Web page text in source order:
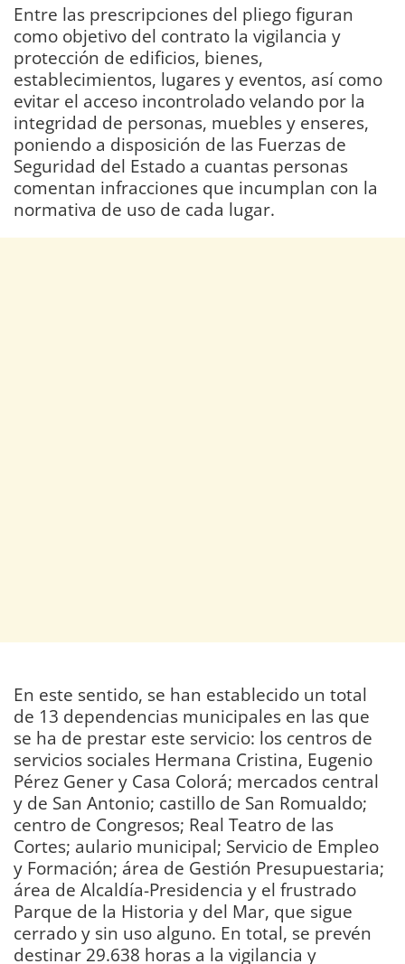
Entre las prescripciones del pliego figuran
como objetivo del contrato la vigilancia y
protección de edificios, bienes,
establecimientos, lugares y eventos, así como
evitar el acceso incontrolado velando por la
integridad de personas, muebles y enseres,
poniendo a disposición de las Fuerzas de
Seguridad del Estado a cuantas personas
comentan infracciones que incumplan con la
normativa de uso de cada lugar.
En este sentido, se han establecido un total
de 13 dependencias municipales en las que
se ha de prestar este servicio: los centros de
servicios sociales Hermana Cristina, Eugenio
Pérez Gener y Casa Colorá; mercados central
y de San Antonio; castillo de San Romualdo;
centro de Congresos; Real Teatro de las
Cortes; aulario municipal; Servicio de Empleo
y Formación; área de Gestión Presupuestaria;
área de Alcaldía-Presidencia y el frustrado
Parque de la Historia y del Mar, que sigue
cerrado y sin uso alguno. En total, se prevén
destinar 29.638 horas a la vigilancia y